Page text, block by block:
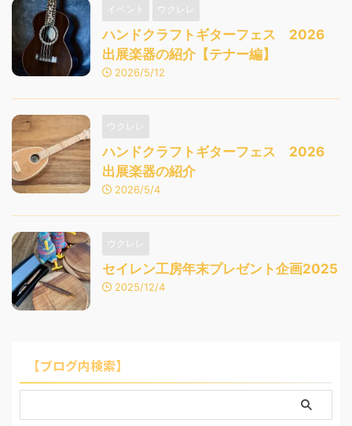
イベント ウクレレ
ハンドクラフトギターフェス 2026
出展楽器の紹介【テナー編】
2026/5/12
ウクレレ
ハンドクラフトギターフェス 2026
出展楽器の紹介
2026/5/4
ウクレレ
セイレン工房年末プレゼント企画2025
2025/12/4
【ブログ内検索】